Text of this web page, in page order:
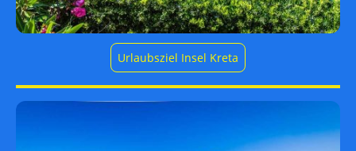
Urlaubsziel Insel Kreta